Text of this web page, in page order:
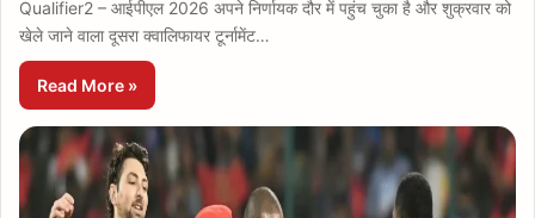
Qualifier2 – आईपीएल 2026 अपने निर्णायक दौर में पहुंच चुका है और शुक्रवार को
खेले जाने वाला दूसरा क्वालिफायर टूर्नामेंट…
Read More »